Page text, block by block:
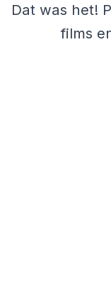
Dat was het!
films